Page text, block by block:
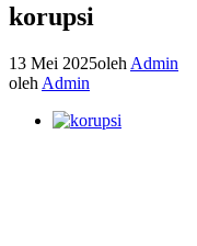
korupsi
13 Mei 2025oleh Admin
oleh Admin